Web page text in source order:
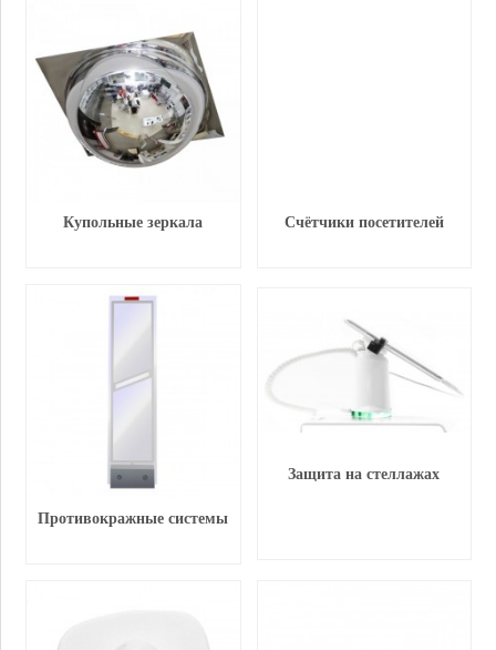
Купольные зеркала Счётчики посетителей
Противокражные системы
Защита на стеллажах